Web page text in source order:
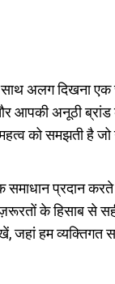
अलग दिखना
आपकी अनूठी
को समझती है
प्रदान
ज़रूरतों के हिसाब
हम व्यक्तिगत